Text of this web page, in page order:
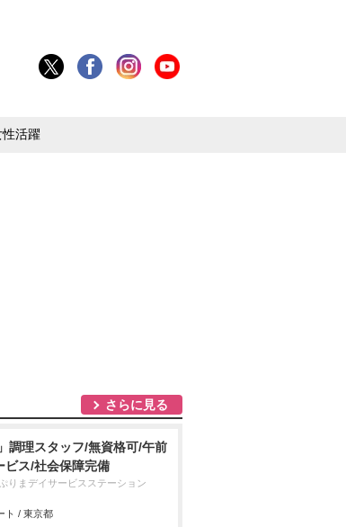
性活躍
さらに見る
調理スタッフ/無資格可/午前
ビス/社会保障完備
りまデイサービスステーション
ト / 東京都